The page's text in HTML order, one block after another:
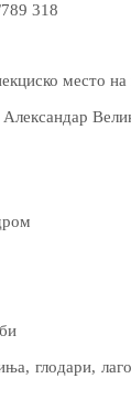
789 318
место
глодари,